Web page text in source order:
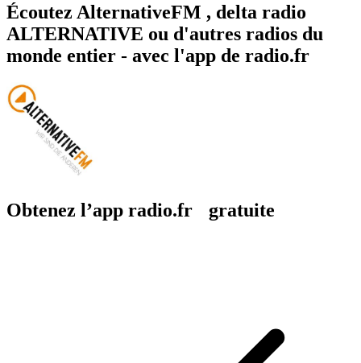
Écoutez AlternativeFM , delta radio
ALTERNATIVE ou d'autres radios du
monde entier - avec l'app de radio.fr
Obtenez l’app radio.fr gratuite